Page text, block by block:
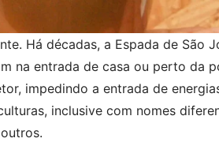
Há décadas, a Espada de São
na entrada de casa ou perto da
impedindo a entrada de
inclusive com nomes